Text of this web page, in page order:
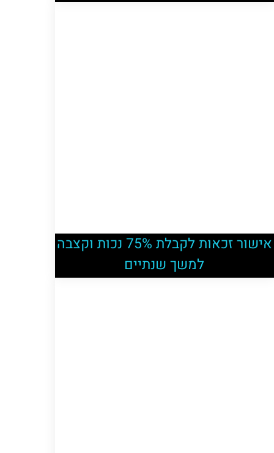
אישור זכאות לקבלת 75% נכות וקצבה
למשך שנתיים